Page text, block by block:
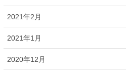
2021年2月
2021年1月
2020年12月